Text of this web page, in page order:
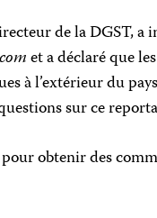
de la DGST, a
et a déclaré que
à l’extérieur du
sur ce
obtenir des